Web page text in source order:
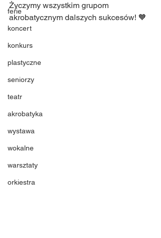
ferie
koncert
konkurs
plastyczne
seniorzy
teatr
akrobatyka
wystawa
wokalne
warsztaty
orkiestra
Życzymy wszystkim grupom
akrobatycznym dalszych sukcesów! 🧡